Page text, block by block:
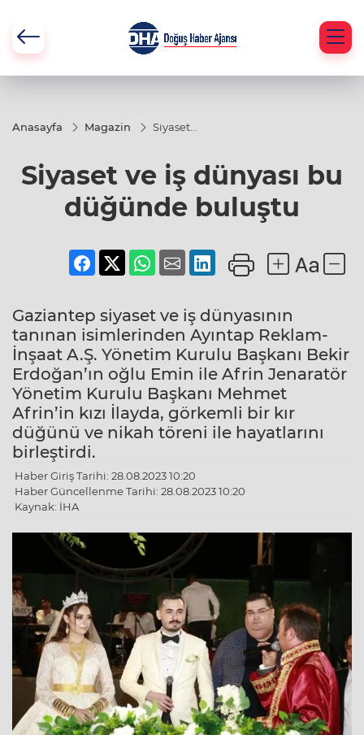
Anasayfa Magazin
Siyaset
bu
düğünde
buluştu
Siyaset ve iş dünyası bu
düğünde buluştu
Gaziantep siyaset ve iş dünyasının
tanınan isimlerinden Ayıntap Reklam-
İnşaat A.Ş. Yönetim Kurulu Başkanı Bekir
Erdoğan’ın oğlu Emin ile Afrin Jenaratör
Yönetim Kurulu Başkanı Mehmet
Afrin’in kızı İlayda, görkemli bir kır
düğünü ve nikah töreni ile hayatlarını
birleştirdi.
Haber Giriş Tarihi: 28.08.2023 10:20
Haber Güncellenme Tarihi: 28.08.2023 10:20
Kaynak: İHA